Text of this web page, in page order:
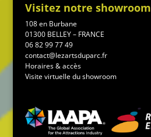
Visitez notre showroom
108 en Burbane
01300 BELLEY – FRANCE
06 82 99 77 49
contact@lezartsduparc.fr
Horaires & accès
Visite virtuelle du showroom